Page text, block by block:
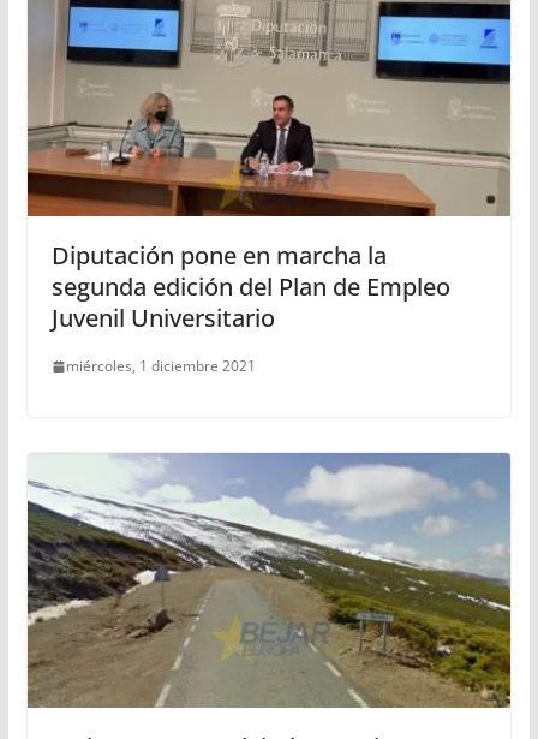
Diputación pone en marcha la
segunda edición del Plan de Empleo
Juvenil Universitario
miércoles, 1 diciembre 2021